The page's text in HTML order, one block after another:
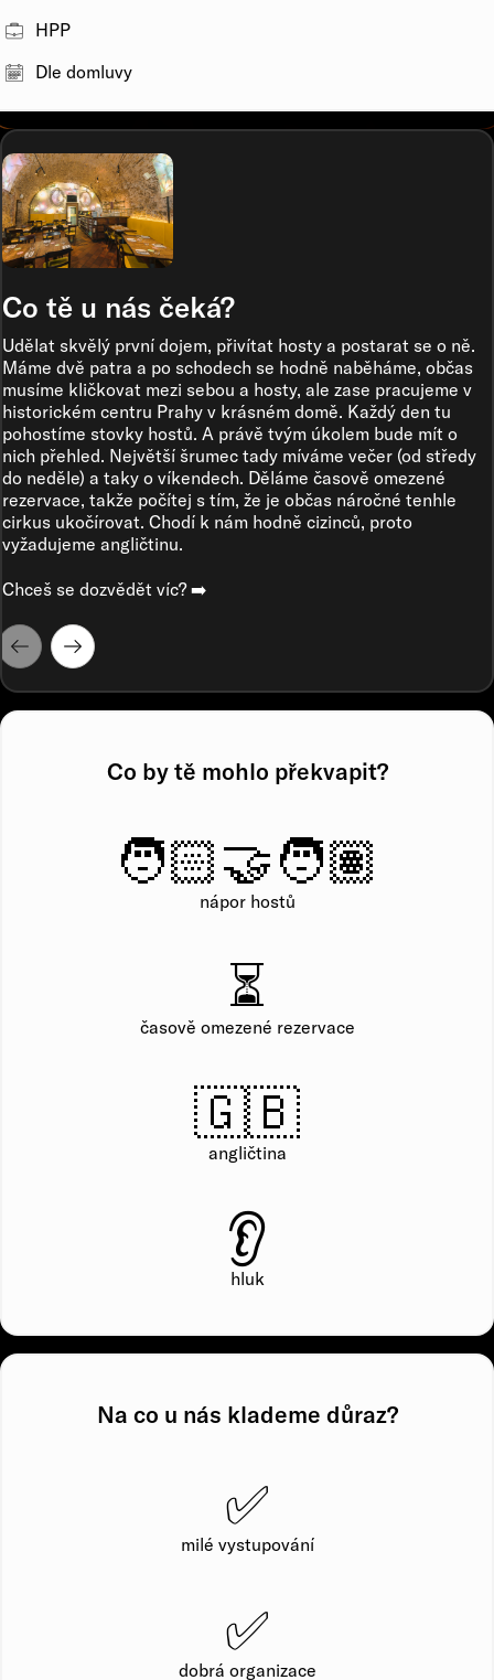
HPP
Dle domluvy
Co tě u nás čeká?
Udělat skvělý první dojem, přivítat hosty a postarat se o ně.
Máme dvě patra a po schodech se hodně naběháme, občas
musíme kličkovat mezi sebou a hosty, ale zase pracujeme v
historickém centru Prahy v krásném domě. Každý den tu
pohostíme stovky hostů. A právě tvým úkolem bude mít o
nich přehled. Největší šrumec tady míváme večer (od středy
do neděle) a taky o víkendech. Děláme časově omezené
rezervace, takže počítej s tím, že je občas náročné tenhle
cirkus ukočírovat. Chodí k nám hodně cizinců, proto
vyžadujeme angličtinu.
Chceš se dozvědět víc? ➡️
Co by tě mohlo překvapit?
🧑🏻‍🤝‍🧑🏽
nápor hostů
⏳
časově omezené rezervace
🇬🇧
angličtina
👂︎
hluk
Na co u nás klademe důraz?
✅
milé vystupování
✅
dobrá organizace